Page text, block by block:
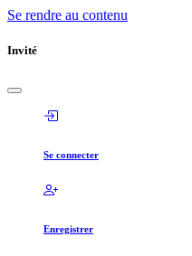
Se rendre au contenu
Invité
Se connecter
Enregistrer